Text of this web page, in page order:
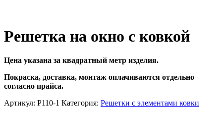
Решетка на окно с ковкой
Цена указана за квадратный метр изделия.
Покраска, доставка, монтаж оплачиваются отдельно
согласно прайса.
Артикул: Р110-1 Категория: Решетки с элементами ковки